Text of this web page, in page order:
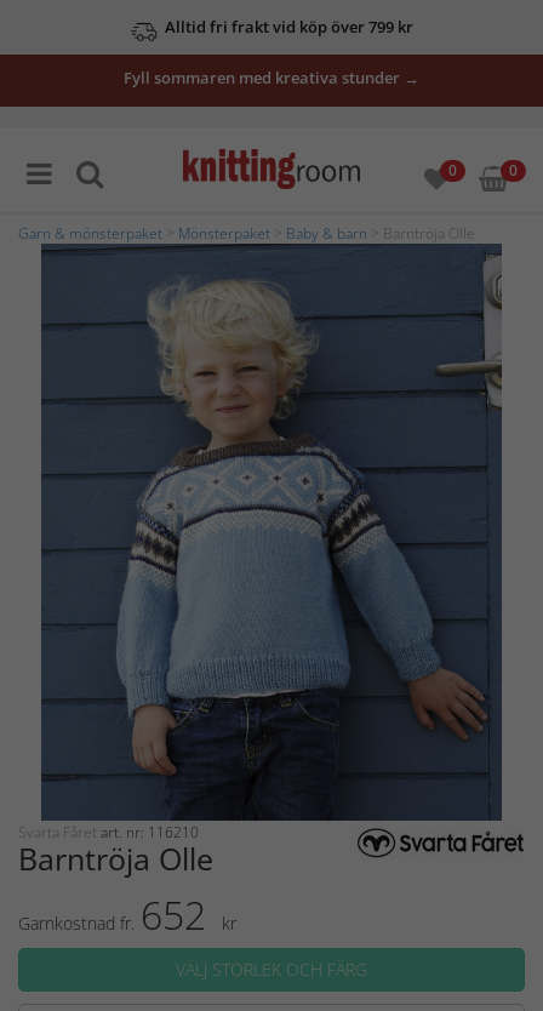
Alltid fri frakt vid köp över 799 kr
Fyll sommaren med kreativa stunder →
0 0
Garn & mönsterpaket Mönsterpaket Baby & barn > Barntröja Olle
Svarta Fåret art. nr: 116210
Barntröja Olle
Garnkostnad fr. 652
kr
VÄLJ STORLEK OCH FÄRG